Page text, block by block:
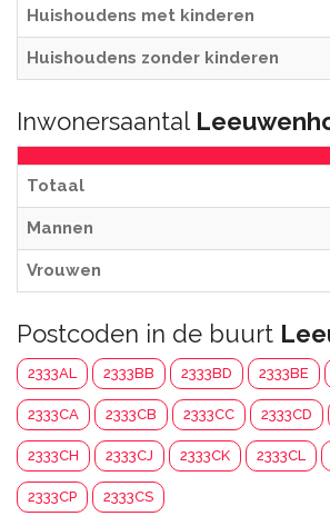
Huishoudens met kinderen
Huishoudens zonder kinderen
Inwonersaantal
Totaal
Mannen
Vrouwen
Postcoden in de buurt
2333AL 2333BB 2333BD 2333BE
2333CA 2333CB 2333CC 2333CD
2333CH 2333CJ 2333CK 2333CL
2333CP 2333CS